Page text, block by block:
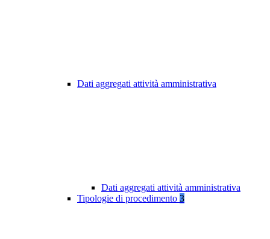
Dati aggregati attività amministrativa
Dati aggregati attività amministrativa
Tipologie di procedimento 3